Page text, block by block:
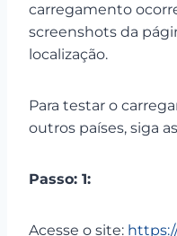
carregamento
screenshots da
localização.
Para testar o
outros países, siga
Passo: 1:
Acesse o site: